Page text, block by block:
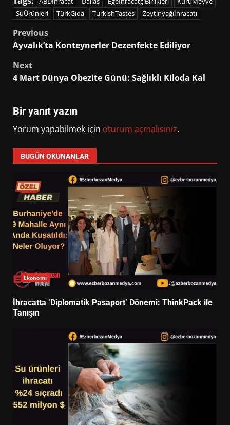
SuÜrünleri
TürkGıda TurkishTastes Zeytinyağıİhracatı
Post
navigation
Previous
Ayvalık’ta Konteynerler Dezenfekte Ediliyor
Next
4 Mart Dünya Obezite Günü: Sağlıklı Kiloda Kal
Bir yanıt yazın
Yorum yapabilmek için oturum açmalısınız.
BUGÜN OKUNANLAR
Ekonomi
İhracatta ‘Diplomatik Pasaport’ Dönemi: ThinkPack ile
Tanışın